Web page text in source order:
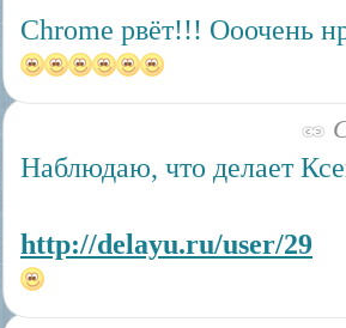
Chrome рвёт!!! Ооочень
Наблюдаю, что делает
http://delayu.ru/user/29